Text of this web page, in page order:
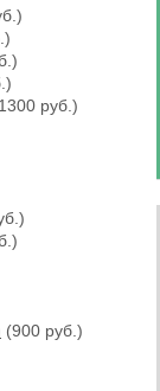
руб.)
(900 руб.)